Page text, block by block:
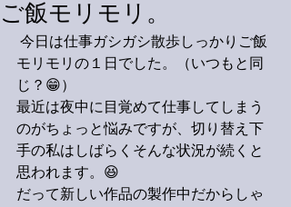
ご飯モリモリ。
モリモリの１日でした。（いつもと同
じ？😁）
最近は夜中に目覚めて仕事してしまう
のがちょっと悩みですが、切り替え下
手の私はしばらくそんな状況が続くと
思われます。😆
だって新しい作品の製作中だからしゃ